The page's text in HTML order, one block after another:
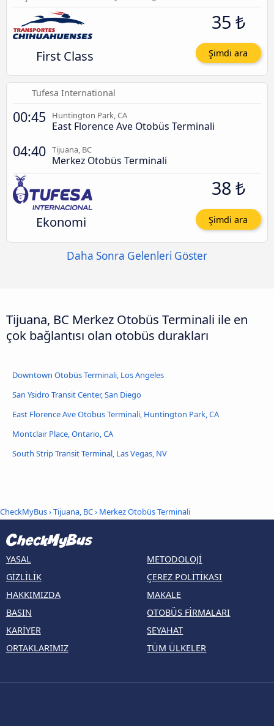
First Class
35 ₺
Şimdi ara
Tufesa International
00:45 Huntington Park, CA
East Florence Ave Otobüs Terminali
04:40 Tijuana, BC
Merkez Otobüs Terminali
Ekonomi
38 ₺
Şimdi ara
Daha Sonra Gelenleri Göster
Tijuana, BC Merkez Otobüs Terminali ile en
çok bağlantısı olan otobüs durakları
Downtown Otobüs Terminali, Los Angeles
San Ysidro Transit Center, San Diego
East Florence Ave Otobüs Terminali, Huntington Park, CA
Montclair Place, Ontario, CA
South Strip Transit Terminal, Las Vegas, NV
CheckMyBus›Tijuana, BC› Merkez Otobüs Terminali
YASAL
GIZLILIK
HAKKIMIZDA
BASIN
KARIYER
ORTAKLARIMIZ
METODOLOJI
ÇEREZ POLITIKASI
MAKALE
OTOBÜS FIRMALARI
SEYAHAT
TÜM ÜLKELER